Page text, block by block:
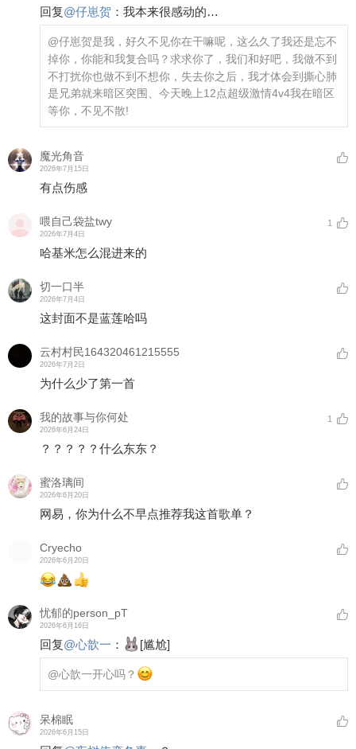
回复@仔崽贺 ： 我本来很感动的…
@仔崽贺是我，好久不见你在干嘛呢，这么久了我还是忘不
掉你，你能和我复合吗？求求你了，我们和好吧，我做不到
不打扰你也做不到不想你，失去你之后，我才体会到撕心肺
是兄弟就来暗区突围、今天晚上12点超级激情4v4我在暗区
等你，不见不散!
魔光角音
2026年7月15日
有点伤感
喂自己袋盐twy
2026年7月4日
1
哈基米怎么混进来的
切一口半
2026年7月4日
这封面不是蓝莲哈吗
云村村民164320461215555
2026年7月2日
为什么少了第一首
我的故事与你何处
2026年6月24日
1
？？？？？什么东东？
蜜洛璃间
2026年6月20日
网易，你为什么不早点推荐我这首歌单？
Cryecho
2026年6月20日
忧郁的person_pT
2026年6月16日
回复@心歆一 ： [尴尬]
@心歆一开心吗？
呆棉眠
2026年6月15日